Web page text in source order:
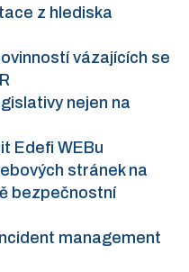
z hlediska
vázajících se
nejen na
Edefi WEBu
stránek na
bezpečnostní
management